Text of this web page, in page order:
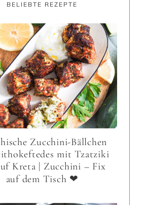
BELIEBTE REZEPTE
Zucchini-Bällchen
mit Tzatziki
Kreta | Zucchini – Fix
auf dem Tisch ❤